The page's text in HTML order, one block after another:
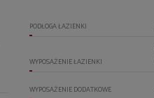
PODŁOGA ŁAZIENKI
WYPOSAŻENIE ŁAZIENKI
WYPOSAŻENIE DODATKOWE